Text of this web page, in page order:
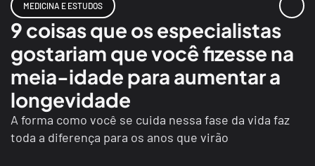
MEDICINA E ESTUDOS
9 coisas que os especialistas
gostariam que você fizesse na
meia-idade para aumentar a
longevidade
A forma como você se cuida nessa fase da vida faz
toda a diferença para os anos que virão